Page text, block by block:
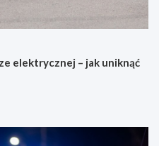
elektrycznej – jak uniknąć